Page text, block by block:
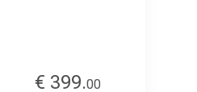
€ 399.00